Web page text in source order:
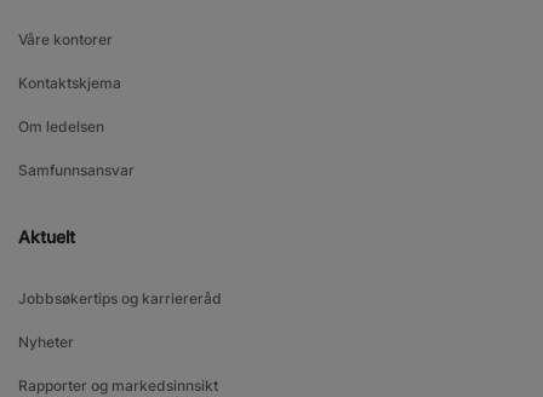
Våre kontorer
Kontaktskjema
Om ledelsen
Samfunnsansvar
Aktuelt
Jobbsøkertips og karriereråd
Nyheter
Rapporter og markedsinnsikt